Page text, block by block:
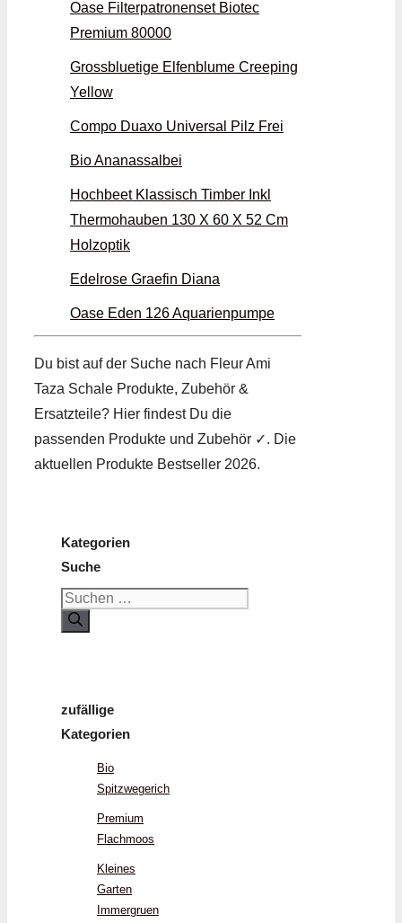
Oase Filterpatronenset Biotec
Premium 80000
Grossbluetige Elfenblume Creeping
Yellow
Compo Duaxo Universal Pilz Frei
Bio Ananassalbei
Hochbeet Klassisch Timber Inkl
Thermohauben 130 X 60 X 52 Cm
Holzoptik
Edelrose Graefin Diana
Oase Eden 126 Aquarienpumpe
Du bist auf der Suche nach Fleur Ami
Taza Schale Produkte, Zubehör &
Ersatzteile? Hier findest Du die
passenden Produkte und Zubehör ✓. Die
aktuellen Produkte Bestseller 2026.
Kategorien
Suche
Suchen
nach:
zufällige
Kategorien
Bio
Spitzwegerich
Premium
Flachmoos
Kleines
Garten
Immergruen